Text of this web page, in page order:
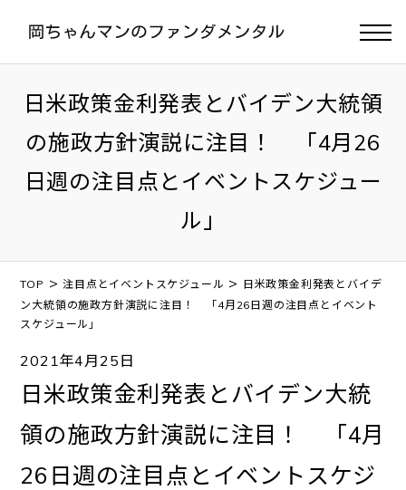
日米政策金利発表とバイデン大統領
の施政方針演説に注目！ 「4月26
日週の注目点とイベントスケジュー
ル」
TOP >注目点とイベントスケジュール > 日米政策金利発表とバイデ
ン大統領の施政方針演説に注目！ 「4月26日週の注目点とイベント
スケジュール」
2021年4月25日
日米政策金利発表とバイデン大統
領の施政方針演説に注目！ 「4月
26日週の注目点とイベントスケジ